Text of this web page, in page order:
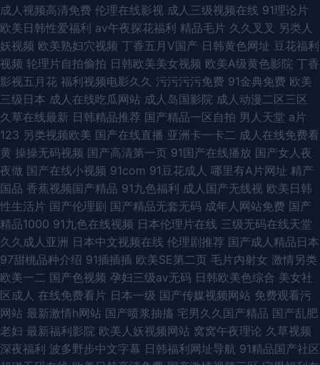
成人视频高清免费 伦理在线影视 成人三级视频在线 91理论片
欧美日韩性爱福利 av午夜探花福利 精品毛片 久久叉叉 另类人
妖视频 欧美熟妇穴视频 丁香五月V国产 日韩黄色网址 豆花福利
视频 轮理片自拍偷拍 日韩欧美美女视频 欧美A级黄色影院 丁香
影视五月花 福利视频电影久久 污污污污免费 91金典免费 欧美
三级日本 成人在线吃瓜网站 成人岛国影院 成人动漫二区三区
久草在线最新 日韩精品推荐 国产精品一区自拍 男人天堂 a片
123 另类视频欧美 国产在线直播 亚洲卡一卡二 成人在线免费看
黄 操操无码视频 国产高清第一页 91国产在线播放 国产女人夜
夜做 国产在线小视频 91com 91豆花成人 哪里有A片网址 精产
国品 香蕉视频国产精品 91九色福利 成人国产无线视 欧美日韩
性生活片 国产伦理剧 国产精品无套无码 成年人网站免费 国产
精品1000 91九色在线视频 日本伦理片在线 三级无码在线天堂
久久成人亚洲 日本中文视频在线 伦理剧推荐 国产成人精品日本
97甜桃品种介绍 91插插插 欧美SE第二页 毛片内射女 激情另类
欧美一二 国产色视频 孕妇三级av无码 日韩欧美色综合 美女社
区成人 在线免费看片 日本一级 国产传媒视频网站 免费观看污
网站 最新激情h网站 国产喷浆抽搐 宅男久久国产精品 国产乱肥
老妇 最新福利影院 欧美人妖视频网站 窝窝午夜理论 久草视频
深夜福利 波多野步中文字幕 日韩福利网址导航 91精品国产社区